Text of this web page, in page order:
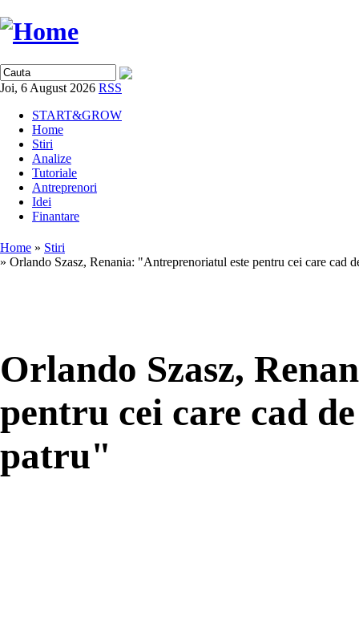
Joi, 6 August 2026 RSS
START&GROW
Home
Stiri
Analize
Tutoriale
Antreprenori
Idei
Finantare
Home » Stiri
» Orlando Szasz, Renania: "Antreprenoriatul este pentru cei care cad
Orlando Szasz,
pentru cei care cad
patru"